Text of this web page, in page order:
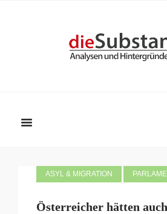
ASYL & MIGRATION
Österreicher hätten